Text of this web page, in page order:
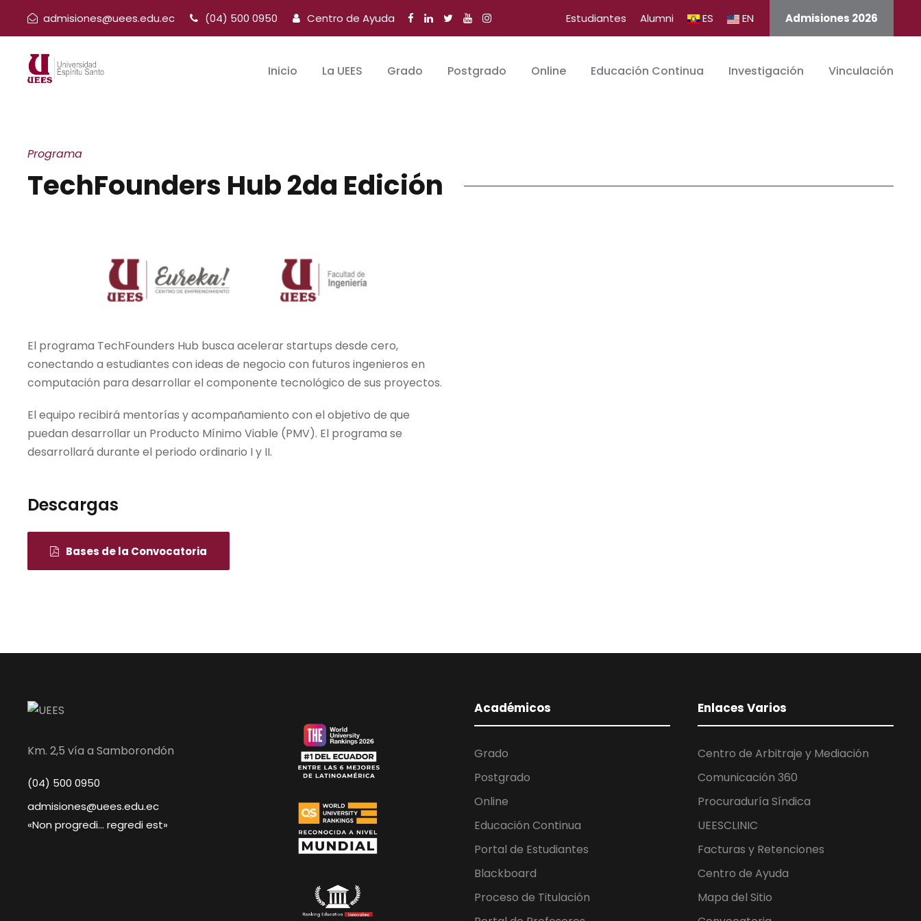
admisiones@uees.edu.ec (04) 500 0950 Centro de Ayuda Estudiantes Alumni ES EN Admisiones 2026
Inicio La UEES Grado Postgrado Online Educación Continua Investigación Vinculación
Programa
TechFounders Hub 2da Edición
El programa TechFounders Hub busca acelerar startups desde cero,
conectando a estudiantes con ideas de negocio con futuros ingenieros en
computación para desarrollar el componente tecnológico de sus proyectos.
El equipo recibirá mentorías y acompañamiento con el objetivo de que
puedan desarrollar un Producto Mínimo Viable (PMV). El programa se
desarrollará durante el periodo ordinario I y II.
Descargas
Bases de la Convocatoria
Km. 2,5 vía a Samborondón
(04) 500 0950
admisiones@uees.edu.ec
«Non progredi… regredi est»
Académicos
Grado
Postgrado
Online
Educación Continua
Portal de Estudiantes
Blackboard
Proceso de Titulación
Enlaces Varios
Centro de Arbitraje y Mediación
Comunicación 360
Procuraduría Síndica
UEESCLINIC
Facturas y Retenciones
Centro de Ayuda
Mapa del Sitio